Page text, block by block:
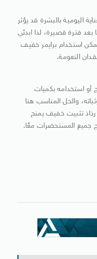
اليومية بالبشرة قد يؤثر
فترة قصيرة، لذا ابدئي
استخدام برايمر خفيف
النعومة.
أو استخدامه بكميات
والحل المناسب هنا
رذاذ تثبيت خفيف يمنح
جميع المستحضرات معًا.